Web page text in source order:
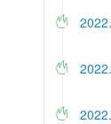


